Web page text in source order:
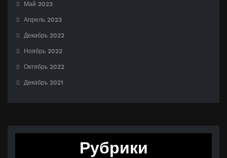
Май 2023
Апрель 2023
Декабрь 2022
Ноябрь 2022
Октябрь 2022
Декабрь 2021
Рубрики